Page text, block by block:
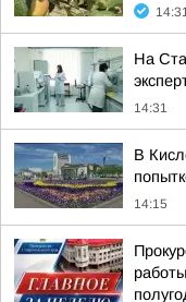
На
14:31
В
14:15